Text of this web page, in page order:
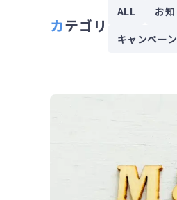
カテゴリ
ALL お
キャンペーン